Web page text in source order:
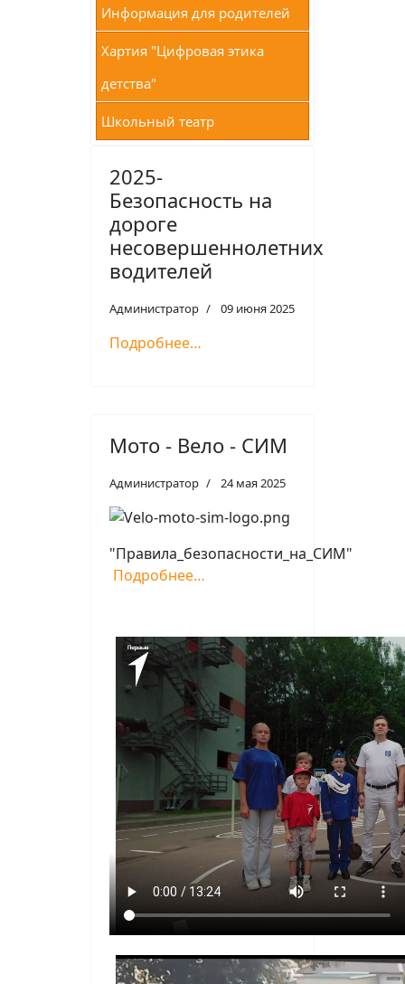
Информация для родителей
Хартия "Цифровая этика
детства"
Школьный театр
2025-
Безопасность на
дороге
несовершеннолетних
водителей
Администратор 09 июня 2025
Подробнее…
Мото - Вело - СИМ
Администратор 24 мая 2025
"Правила_безопасности_на_СИМ"
Подробнее…